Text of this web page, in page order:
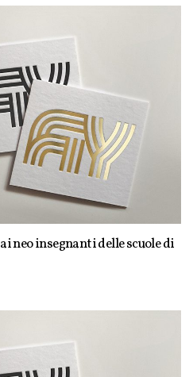
neo insegnanti delle scuole di